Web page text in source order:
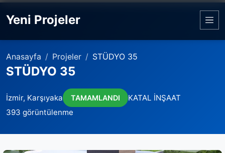
Yeni Projeler
Anasayfa Projeler STÜDYO 35
STÜDYO 35
İzmir, Karşıyaka TAMAMLANDI
KATAL İNŞAAT
393 görüntülenme